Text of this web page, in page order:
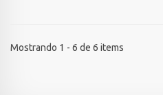
Mostrando 1 - 6 de 6 items